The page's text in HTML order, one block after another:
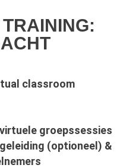
classroom
groepssessies
(optioneel) &